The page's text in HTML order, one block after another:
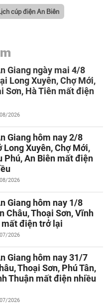
cúp điện An Biên
Giang ngày mai 4/8
Long Xuyên, Chợ Mới,
Sơn, Hà Tiên mất điện
2026
Giang hôm nay 2/8
Long Xuyên, Chợ Mới,
Phú, An Biên mất điện
2026
Giang hôm nay 1/8
Châu, Thoại Sơn, Vĩnh
mất điện trở lại
2026
Giang hôm nay 31/7
Thoại Sơn, Phú Tân,
Thuận mất điện nhiều
2026